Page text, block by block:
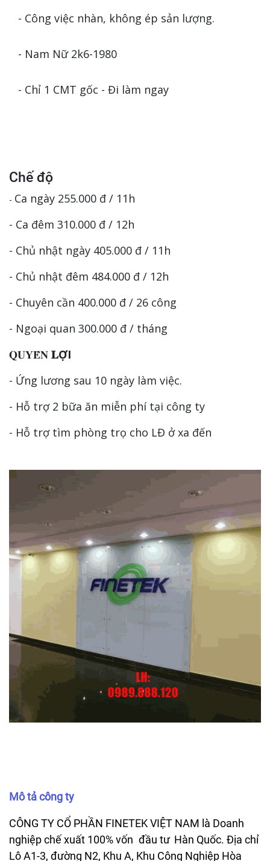
- Công việc nhàn, không ép sản lượng.
- Nam Nữ 2k6-1980
- Chỉ 1 CMT gốc - Đi làm ngay
Chế độ
- Ca ngày 255.000 đ / 11h
- Ca đêm 310.000 đ / 12h
- Chủ nhật ngày 405.000 đ / 11h
- Chủ nhật đêm 484.000 đ / 12h
- Chuyên cần 400.000 đ / 26 công
- Ngoại quan 300.000 đ / tháng
𝐐𝐔𝐘𝐄̂̀𝐍 𝐋ỢI
- Ứng lương sau 10 ngày làm việc.
- Hỗ trợ 2 bữa ăn miễn phí tại công ty
- Hỗ trợ tìm phòng trọ cho LĐ ở xa đến
Mô tả công ty
CÔNG TY CỔ PHẦN FINETEK VIỆT NAM là Doanh
nghiệp chế xuất 100% vốn đầu tư Hàn Quốc. Địa chỉ
Lô A1-3, đường N2, Khu A, Khu Công Nghiệp Hòa